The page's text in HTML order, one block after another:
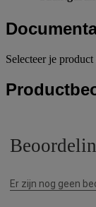
Selecteer je